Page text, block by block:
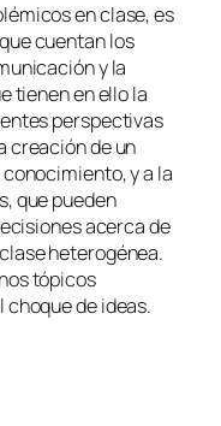
en clase, es
cuentan los
y la
tienen en ello la
perspectivas
creación de un
y a la
que pueden
acerca de
heterogénea.
tópicos
de ideas.